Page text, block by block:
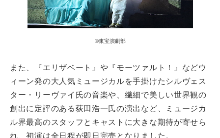
©東宝演劇部
また、『エリザベート』や『モーツァルト！』などウ
ィーン発の大人気ミュージカルを手掛けたシルヴェス
ター・リーヴァイ氏の音楽や、繊細で美しい世界観の
創出に定評のある荻田浩一氏の演出など、ミュージカ
ル界最高のスタッフとキャストに大きな期待が寄せら
れ、初演は全日程が即日完売となりました。